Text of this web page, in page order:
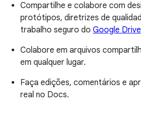
Compartilhe e colabore com
protótipos, diretrizes de
trabalho seguro do Google Drive
Colabore em arquivos
em qualquer lugar.
Faça edições, comentários e
real no Docs.